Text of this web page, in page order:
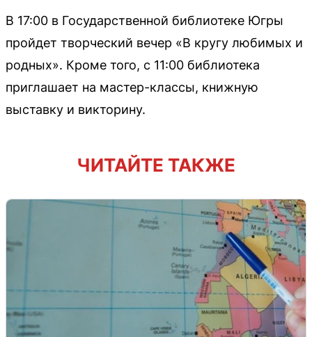
В 17:00 в Государственной библиотеке Югры
пройдет творческий вечер «В кругу любимых и
родных». Кроме того, с 11:00 библиотека
приглашает на мастер-классы, книжную
выставку и викторину.
ЧИТАЙТЕ ТАКЖЕ